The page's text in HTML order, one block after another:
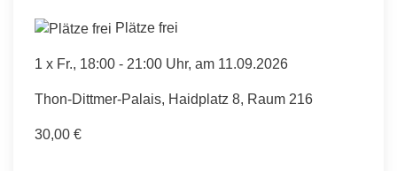
Plätze frei
1 x Fr., 18:00 - 21:00 Uhr, am 11.09.2026
Thon-Dittmer-Palais, Haidplatz 8, Raum 216
30,00 €